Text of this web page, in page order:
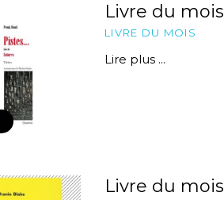
Livre du mois
LIVRE DU MOIS
Lire plus ...
Livre du mois